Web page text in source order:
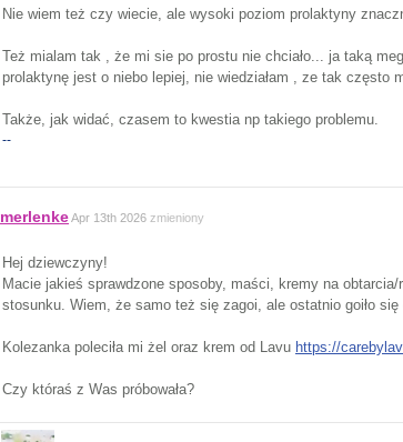
Nie wiem też czy wiecie, ale wysoki poziom prolaktyny
Też mialam tak , że mi sie po prostu nie chciało... ja taką
prolaktynę jest o niebo lepiej, nie wiedziałam , ze tak często
Także, jak widać, czasem to kwestia np takiego problemu.
--
merlenkeApr 13th 2026 zmieniony
Hej dziewczyny!
Macie jakieś sprawdzone sposoby, maści, kremy na
stosunku. Wiem, że samo też się zagoi, ale ostatnio goiło
Kolezanka poleciła mi żel oraz krem od Lavu https://
Czy któraś z Was próbowała?